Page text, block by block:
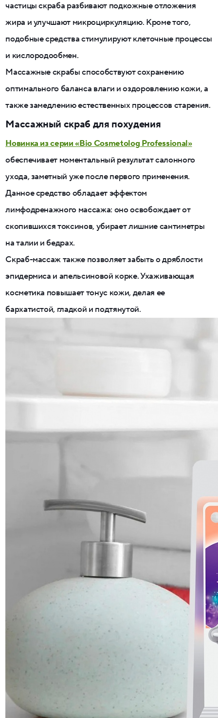
частицы скраба разбивают подкожные отложения
жира и улучшают микроциркуляцию. Кроме того,
подобные средства стимулируют клеточные процессы
и кислородообмен.
Массажные скрабы способствуют сохранению
оптимального баланса влаги и оздоровлению кожи, а
также замедлению естественных процессов старения.
Массажный скраб для похудения
Новинка из серии «Bio Cosmetolog Professional»
обеспечивает моментальный результат салонного
ухода, заметный уже после первого применения.
Данное средство обладает эффектом
лимфодренажного массажа: оно освобождает от
скопившихся токсинов, убирает лишние сантиметры
на талии и бедрах.
Скраб-массаж также позволяет забыть о дряблости
эпидермиса и апельсиновой корке. Ухаживающая
косметика повышает тонус кожи, делая ее
бархатистой, гладкой и подтянутой.